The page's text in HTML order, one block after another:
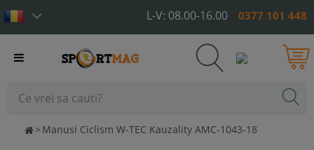
L-V: 08.00-16.00 0377 101 448
Toggle
> Manusi Ciclism W-TEC Kauzality AMC-1043-18